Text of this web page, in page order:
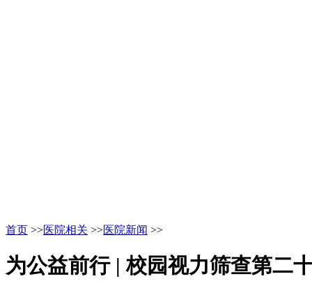
首页 >>医院相关 >>医院新闻 >>
为公益前行 | 校园视力筛查第二